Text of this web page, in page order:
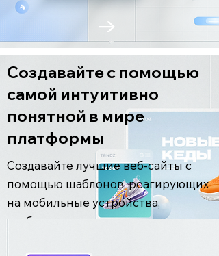
Создавайте с помощью
самой интуитивно
понятной в мире
платформы
Создавайте лучшие веб-сайты с
помощью шаблонов, реагирующих
на мобильные устройства,
удобного перетаскивания и